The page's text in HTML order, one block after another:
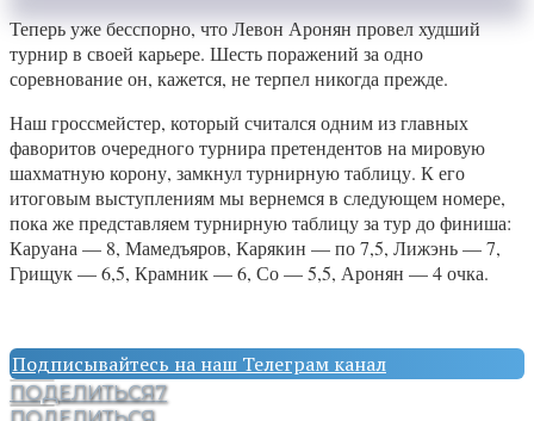
Теперь уже бесспорно, что Левон Аронян провел худший
турнир в своей карьере. Шесть поражений за одно
соревнование он, кажется, не терпел никогда прежде.
Наш гроссмейстер, который считался одним из главных
фаворитов очередного турнира претендентов на мировую
шахматную корону, замкнул турнирную таблицу. К его
итоговым выступлениям мы вернемся в следующем номере,
пока же представляем турнирную таблицу за тур до финиша:
Каруана — 8, Мамедъяров, Карякин — по 7,5, Лижэнь — 7,
Грищук — 6,5, Крамник — 6, Со — 5,5, Аронян — 4 очка.
Подписывайтесь на наш Телеграм канал
ПОДЕЛИТЬСЯ7